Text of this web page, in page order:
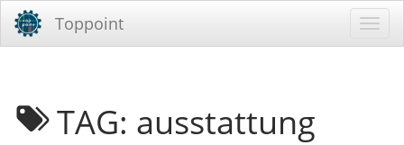
Toppoint
TAG: ausstattung